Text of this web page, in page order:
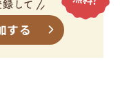
する